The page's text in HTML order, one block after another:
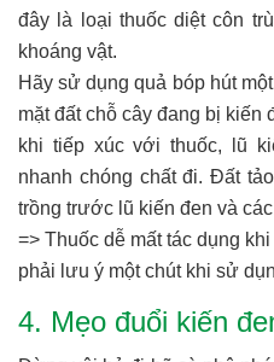
đây là loại thuốc diệt côn
khoáng vật.
Hãy sử dụng quả bóp hút
mặt đất chỗ cây đang bị kiến
khi tiếp xúc với thuốc, lũ
nhanh chóng chất đi. Đất
trồng trước lũ kiến đen và
=> Thuốc dễ mất tác dụng
phải lưu ý một chút khi sử
4. Mẹo đuổi kiến